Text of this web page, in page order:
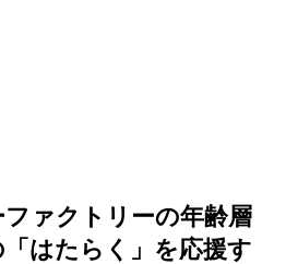
ァクトリーの年齢層
はたらく」を応援す